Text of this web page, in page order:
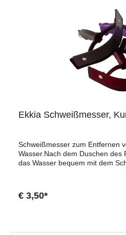
Ekkia Schweißmesser,
Schweißmesser zum Entfernen
Wasser.Nach dem Duschen des
das Wasser bequem mit dem
€ 3,50*